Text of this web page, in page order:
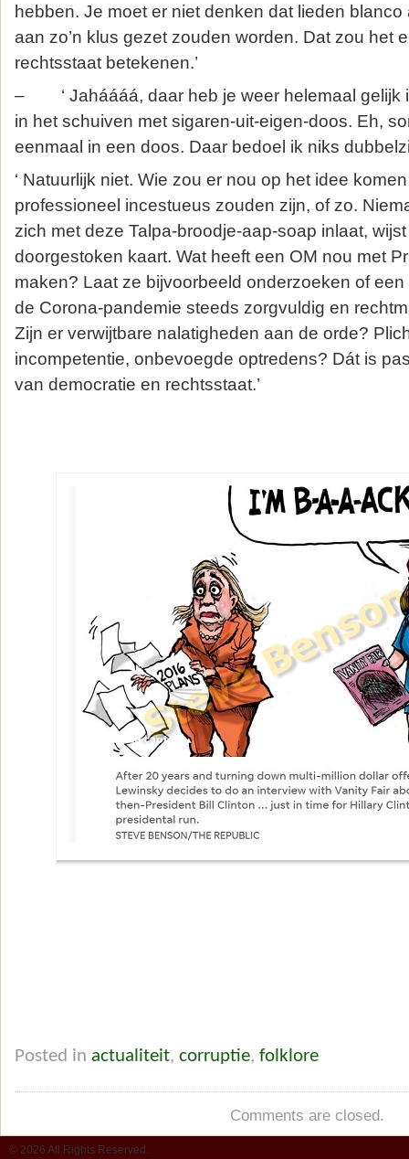
hebben. Je moet er niet denken dat lieden
aan zo’n klus gezet zouden worden. Dat zou het
rechtsstaat betekenen.’
– ‘ Jaháááá, daar heb je weer helemaal gelijk
in het schuiven met sigaren-uit-eigen-doos. Eh,
eenmaal in een doos. Daar bedoel ik niks
‘ Natuurlijk niet. Wie zou er nou op het idee
professioneel incestueus zouden zijn, of zo.
zich met deze Talpa-broodje-aap-soap inlaat,
doorgestoken kaart. Wat heeft een OM nou met
maken? Laat ze bijvoorbeeld onderzoeken of
de Corona-pandemie steeds zorgvuldig en
Zijn er verwijtbare nalatigheden aan de orde?
incompetentie, onbevoegde optredens? Dát is
van democratie en rechtsstaat.’
Posted in actualiteit, corruptie, folklore
Comments are closed.
© 2026 All Rights Reserved.